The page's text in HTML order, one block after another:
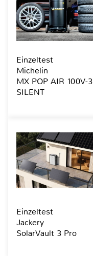
Einzeltest
Michelin
MX POP AIR 100V-3
SILENT
Einzeltest
Jackery
SolarVault 3 Pro